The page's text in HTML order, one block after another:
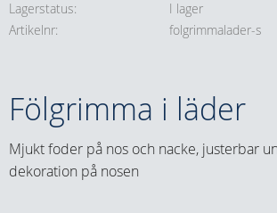
Lagerstatus
I lager
Artikelnr
folgrimmalader-s
Fölgrimma i läder
Mjukt foder på nos och nacke, justerbar
dekoration på nosen